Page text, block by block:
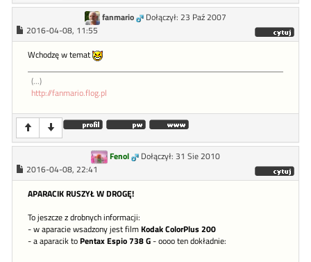
fanmario
Dołączył: 23 Paź 2007
2016-04-08, 11:55
Wchodzę w temat
(...)
http://fanmario.flog.pl
Fenol
Dołączył: 31 Sie 2010
2016-04-08, 22:41
APARACIK RUSZYŁ W DROGĘ!
To jeszcze z drobnych informacji:
- w aparacie wsadzony jest filmKodak ColorPlus 200
- a aparacik toPentax Espio 738 G- oooo ten dokładnie: